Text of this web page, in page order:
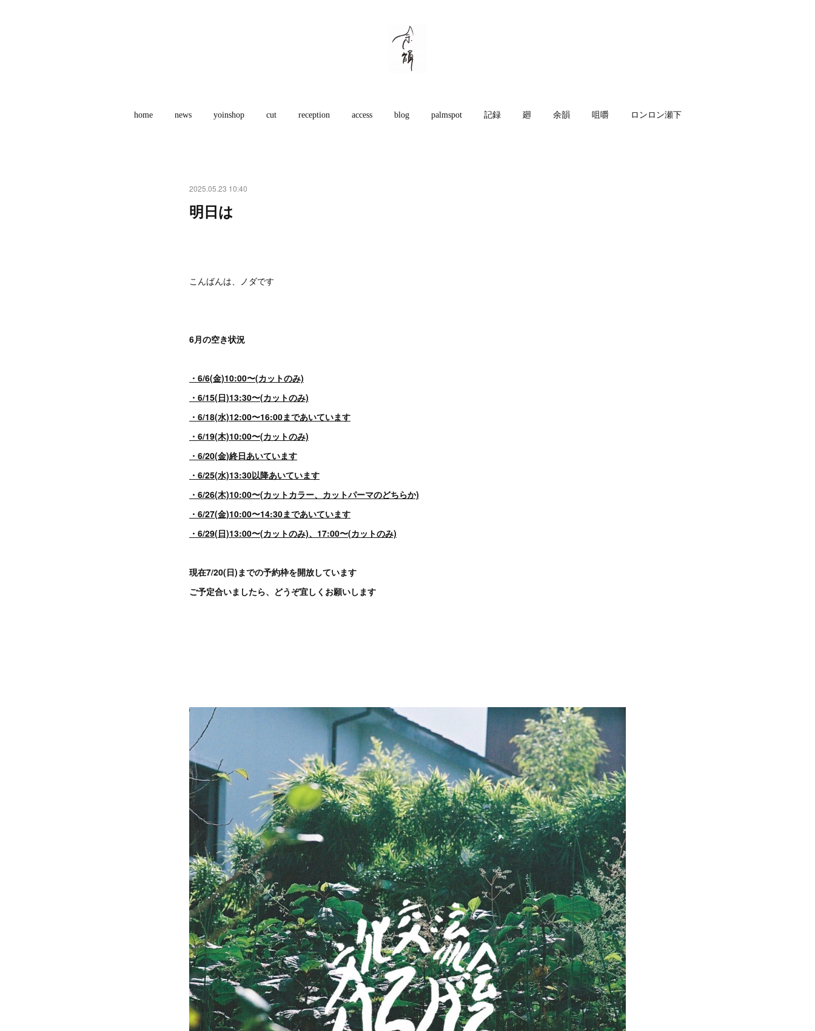
home news yoinshop cut reception access blog palmspot 記録 廻 余韻 咀嚼 ロンロン瀬下
2025.05.23 10:40
明日は
こんばんは、ノダです
6月の空き状況
・6/6(金)10:00〜(カットのみ)
・6/15(日)13:30〜(カットのみ)
・6/18(水)12:00〜16:00まであいています
・6/19(木)10:00〜(カットのみ)
・6/20(金)終日あいています
・6/25(水)13:30以降あいています
・6/26(木)10:00〜(カットカラー、カットパーマのどちらか)
・6/27(金)10:00〜14:30まであいています
・6/29(日)13:00〜(カットのみ)、17:00〜(カットのみ)
現在7/20(日)までの予約枠を開放しています
ご予定合いましたら、どうぞ宜しくお願いします